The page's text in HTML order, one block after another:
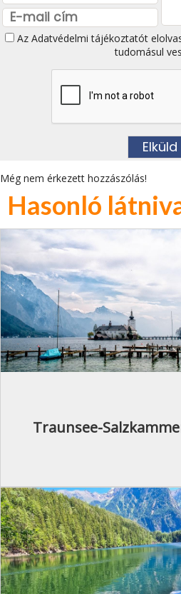
Az Adatvédelmi tájékoztatót
tudomásul
Még nem érkezett hozzászólás!
Hasonló
Traunsee-